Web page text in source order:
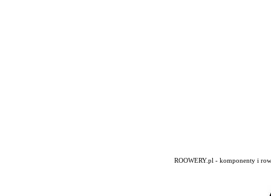
ROOWERY.pl - komponenty i